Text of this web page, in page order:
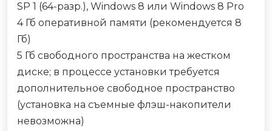
SP 1 (64-разр.), Windows 8 или Windows 8 Pro
4 Гб оперативной памяти (рекомендуется 8
Гб)
5 Гб свободного пространства на жестком
диске; в процессе установки требуется
дополнительное свободное пространство
(установка на съемные флэш-накопители
невозможна)